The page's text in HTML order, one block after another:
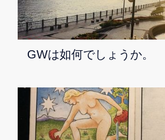
GWは如何でしょうか。